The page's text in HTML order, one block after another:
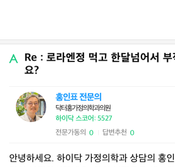
Re : 로라엔정 먹고 한달넘어서
요?
홍인표 전문의
닥터홍가정의학과의원
하이닥 스코어: 5527
전문가동의 0 답변추천 0
안녕하세요. 하이닥 가정의학과 상담의 홍